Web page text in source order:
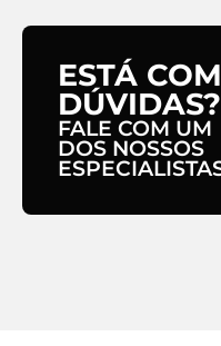
ESTÁ COM
DÚVIDAS?
FALE COM UM
DOS NOSSOS